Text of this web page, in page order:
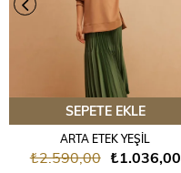
SEPETE EKLE
ARTA ETEK YEŞİL
₺1.036,00
₺2.590,00